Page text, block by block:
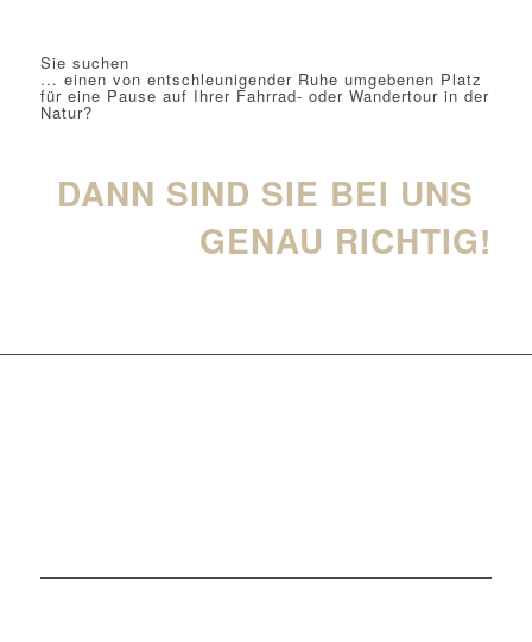
Sie suchen
... einen von entschleunigender Ruhe umgebenen Platz
für eine Pause auf Ihrer Fahrrad- oder Wandertour in der
Natur?
DANN SIND SIE BEI UNS
GENAU RICHTIG!